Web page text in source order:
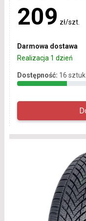
209 zł/szt.
Darmowa dostawa
Realizacja 1 dzień
Dostępność: 16 sztuk